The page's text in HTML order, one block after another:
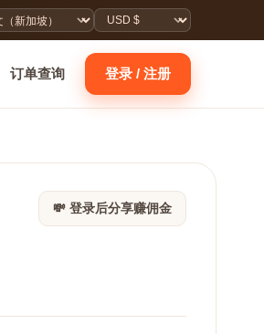
订单查询 登录 / 注册
💸 登录后分享赚佣金